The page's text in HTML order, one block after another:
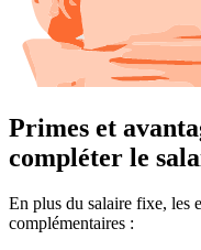
Primes et
compléter le
En plus du salaire fixe, les
complémentaires :